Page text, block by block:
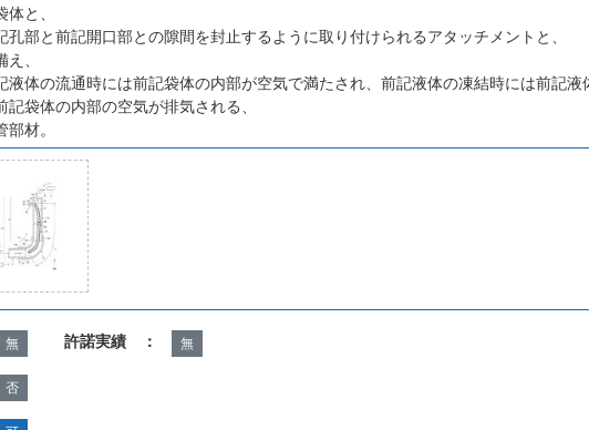
体と、
孔部と前記開口部との隙間を封止するように取り付けられるアタッチメントと、
え、
液体の流通時には前記袋体の内部が空気で満たされ、前記液体の凍結時には前記液
記袋体の内部の空気が排気される、
部材。
無 許諾実績 ： 無
否